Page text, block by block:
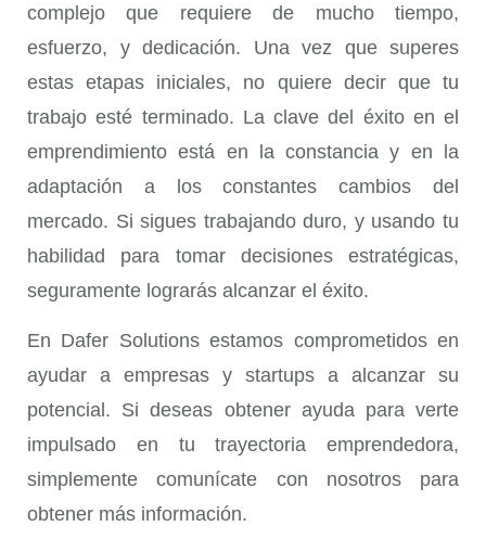
complejo que requiere de mucho tiempo,
esfuerzo, y dedicación. Una vez que superes
estas etapas iniciales, no quiere decir que tu
trabajo esté terminado. La clave del éxito en el
emprendimiento está en la constancia y en la
adaptación a los constantes cambios del
mercado. Si sigues trabajando duro, y usando tu
habilidad para tomar decisiones estratégicas,
seguramente lograrás alcanzar el éxito.
En Dafer Solutions estamos comprometidos en
ayudar a empresas y startups a alcanzar su
potencial. Si deseas obtener ayuda para verte
impulsado en tu trayectoria emprendedora,
simplemente comunícate con nosotros para
obtener más información.